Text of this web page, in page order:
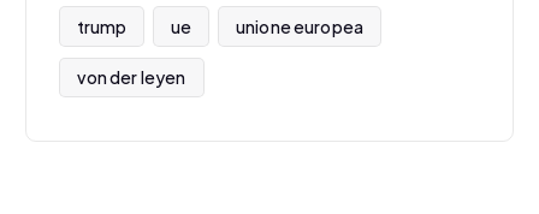
trump ue unione europea
von der leyen